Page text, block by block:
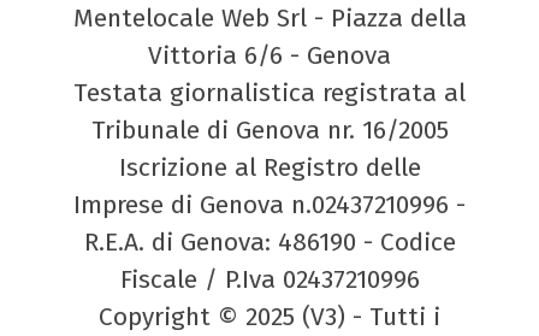
Mentelocale Web Srl - Piazza della
Vittoria 6/6 - Genova
Testata giornalistica registrata al
Tribunale di Genova nr. 16/2005
Iscrizione al Registro delle
Imprese di Genova n.02437210996 -
R.E.A. di Genova: 486190 - Codice
Fiscale / P.Iva 02437210996
Copyright © 2025 (V3) - Tutti i